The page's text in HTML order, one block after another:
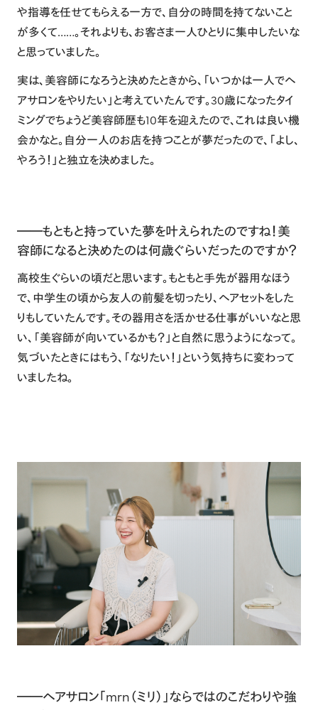
や指導を任せてもらえる一方で、自分の時間を持てないこと
が多くて……。それよりも、お客さま一人ひとりに集中したいな
と思っていました。
実は、美容師になろうと決めたときから、「いつかは一人でヘ
アサロンをやりたい」と考えていたんです。30歳になったタイ
ミングでちょうど美容師歴も10年を迎えたので、これは良い機
会かなと。自分一人のお店を持つことが夢だったので、「よし、
やろう！」と独立を決めました。
――もともと持っていた夢を叶えられたのですね！美
容師になると決めたのは何歳ぐらいだったのですか？
高校生ぐらいの頃だと思います。もともと手先が器用なほう
で、中学生の頃から友人の前髪を切ったり、ヘアセットをした
りもしていたんです。その器用さを活かせる仕事がいいなと思
い、「美容師が向いているかも？」と自然に思うようになって。
気づいたときにはもう、「なりたい！」という気持ちに変わって
いましたね。
――ヘアサロン「mrn（ミリ）」ならではのこだわりや強